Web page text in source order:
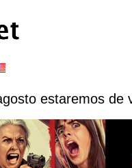
estaremos de